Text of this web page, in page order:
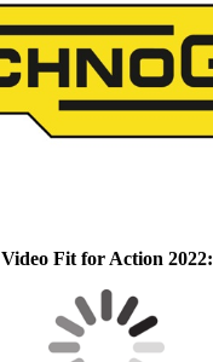
Video Fit for Action 2022: